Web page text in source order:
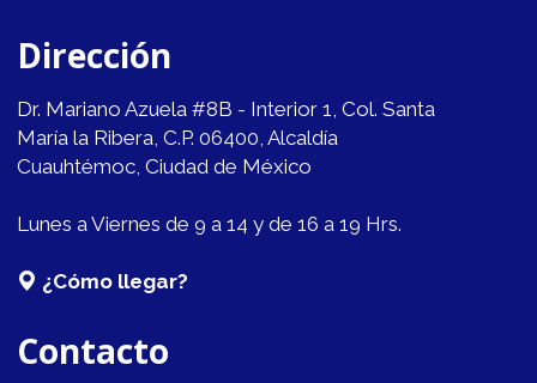
Dirección
Dr. Mariano Azuela #8B - Interior 1, Col. Santa
María la Ribera, C.P. 06400, Alcaldía
Cuauhtémoc, Ciudad de México
Lunes a Viernes de 9 a 14 y de 16 a 19 Hrs.
¿Cómo llegar?
Contacto